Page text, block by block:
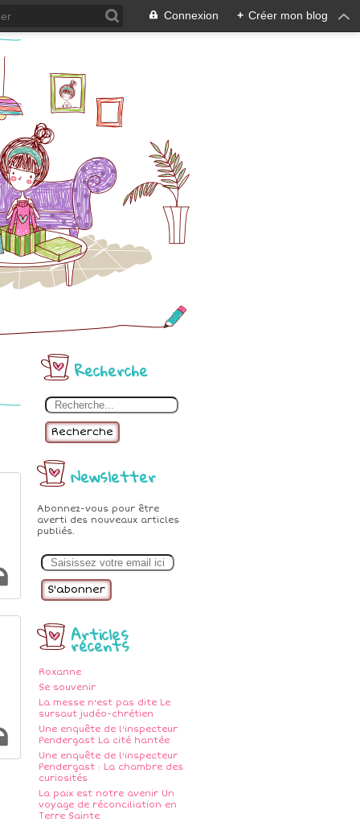
Connexion + Créer mon blog
Recherche
Recherche
Newsletter
Abonnez-vous pour être
averti des nouveaux articles
publiés.
m
Articles
récents
Roxanne
Se souvenir
La messe n'est pas dite Le
sursaut judéo-chrétien
Une enquête de l'inspecteur
Pendergast La cité hantée
Une enquête de l'inspecteur
Pendergast : La chambre des
curiosités
La paix est notre avenir Un
voyage de réconciliation en
Terre Sainte